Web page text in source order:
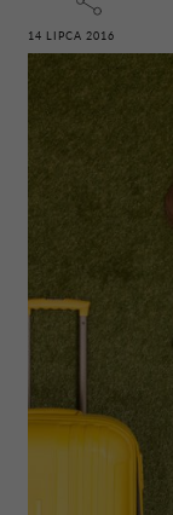
14 LIPCA 2016